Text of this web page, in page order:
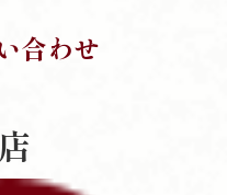
合わせ